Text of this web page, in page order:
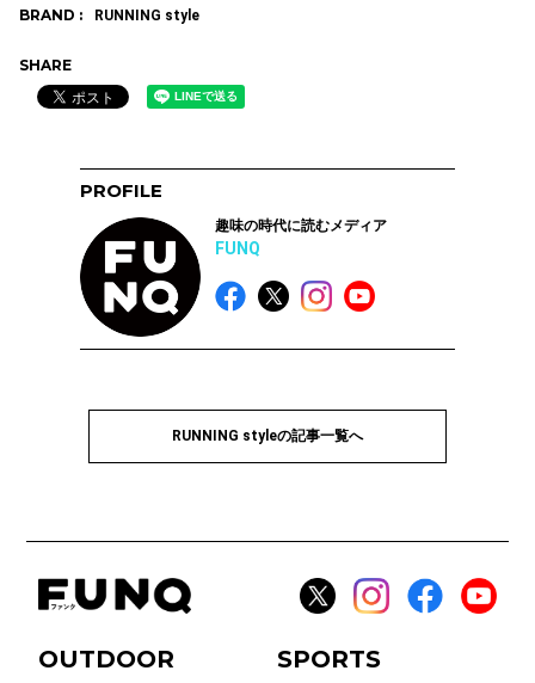
BRAND : RUNNING style
SHARE
PROFILE
趣味の時代に読むメディア
FUNQ
RUNNING styleの記事一覧へ
OUTDOOR
SPORTS